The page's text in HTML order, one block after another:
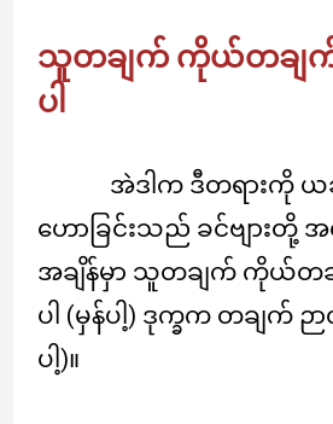
သူတချက် ကိုယ်တချ
ပါ
အဲဒါက ဒီတရားကို ယခု
ဟောခြင်းသည် ခင်ဗျားတို့
အချိန်မှာ သူတချက် ကိုယ်တ
ပါ (မှန်ပါ့) ဒုက္ခက တချက်
ပါ့)။